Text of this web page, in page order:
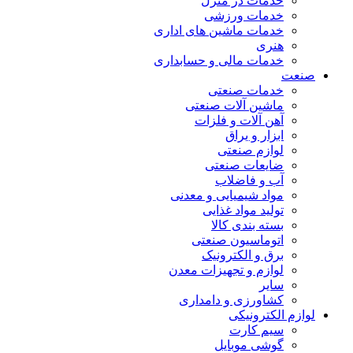
خدمات ورزشی
خدمات ماشین های اداری
هنری
خدمات مالی و حسابداری
صنعت
خدمات صنعتی
ماشین آلات صنعتی
آهن آلات و فلزات
ابزار و یراق
لوازم صنعتی
ضایعات صنعتی
آب و فاضلاب
مواد شیمیایی و معدنی
تولید مواد غذایی
بسته بندی کالا
اتوماسیون صنعتی
برق و الکترونیک
لوازم و تجهیزات معدن
سایر
کشاورزی و دامداری
لوازم الکترونیکی
سیم کارت
گوشی موبایل